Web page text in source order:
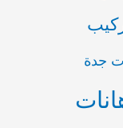
جدة